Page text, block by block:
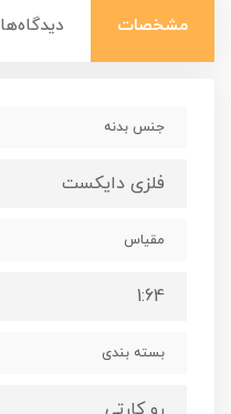
مشخصات دیدگاه‌ها
جنس بدنه
فلزی دایکست
مقیاس
1:64
بسته بندی